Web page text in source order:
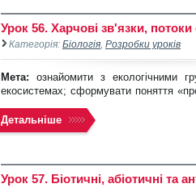
Урок 56. Харчові зв'язки, потоки
Категорія: Біологія Розробки уроків
Мета: ознайомити з екологічними
екосистемах; сформувати поняття
Детальніше
Урок 57. Біотичні, абіотичні та